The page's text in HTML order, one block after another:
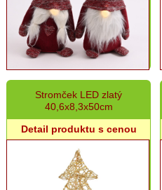
Stromček LED zlatý
40,6x8,3x50cm
Detail produktu s cenou